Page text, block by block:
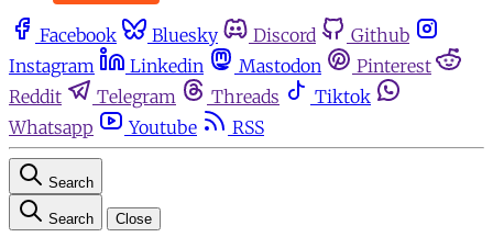
Facebook Bluesky Discord
Github
Instagram
Linkedin Mastodon
Pinterest
Reddit
Telegram Threads
Tiktok
Whatsapp
Youtube RSS
Search
Search Close